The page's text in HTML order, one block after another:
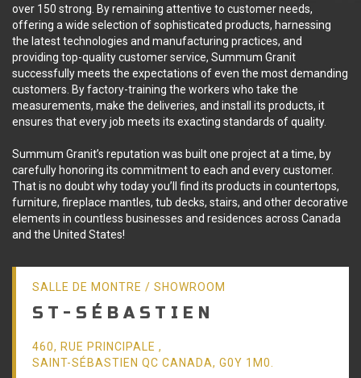
over 150 strong. By remaining attentive to customer needs,
offering a wide selection of sophisticated products, harnessing
the latest technologies and manufacturing practices, and
providing top-quality customer service, Summum Granit
successfully meets the expectations of even the most demanding
customers. By factory-training the workers who take the
measurements, make the deliveries, and install its products, it
ensures that every job meets its exacting standards of quality.
Summum Granit’s reputation was built one project at a time, by
carefully honoring its commitment to each and every customer.
That is no doubt why today you’ll find its products in countertops,
furniture, fireplace mantles, tub decks, stairs, and other decorative
elements in countless businesses and residences across Canada
and the United States!
SALLE DE MONTRE / SHOWROOM
ST-SÉBASTIEN
460, RUE PRINCIPALE ,
SAINT-SÉBASTIEN QC CANADA, G0Y 1M0.